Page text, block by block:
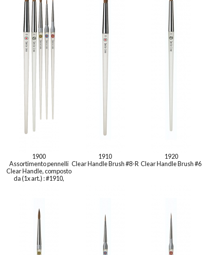
1900
Assortimento pennelli
Clear Handle, composto
da (1x art.) : #1910,
1910
Clear Handle Brush #8-R
1920
Clear Handle Brush #6